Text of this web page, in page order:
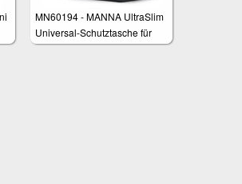
MN60194 - MANNA UltraSlim
Universal-Schutztasche für
Tablets von 8 bis 10 Zoll